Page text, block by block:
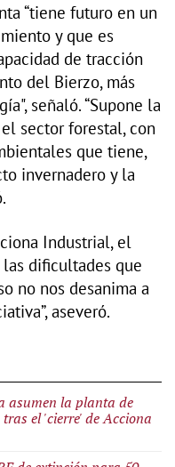
“tiene futuro en un
y que es
de tracción
del Bierzo, más
señaló. “Supone la
sector forestal, con
que tiene,
invernadero y la
Industrial, el
dificultades que
no nos desanima a
aseveró.
asumen la planta de
el 'cierre' de Acciona